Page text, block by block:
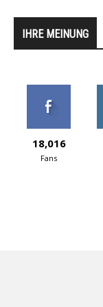
IHRE MEINUNG
18,016
Fans